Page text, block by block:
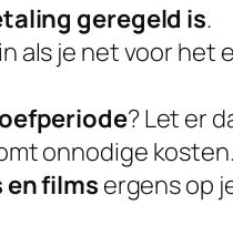
geregeld is.
in als je net voor het
? Let er
onnodige kosten.
filmsergens op